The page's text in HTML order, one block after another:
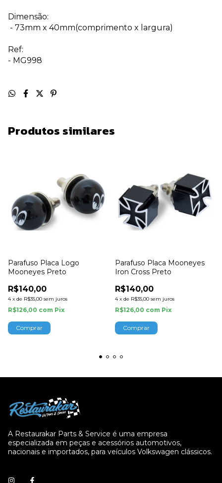
Dimensão:
- 73mm x 40mm(comprimento x largura)
Ref:
- MG998
Produtos similares
Parafuso Placa Logo
Mooneyes Preto
R$140,00
4 x de R$35,00 sem juros
R$126,00 com Pix
Parafuso Placa Mooneyes
Iron Cross Preto
R$140,00
4 x de R$35,00 sem juros
R$126,00 com Pix
A Restaurakar Parts & Service é uma empresa
especializada em peças e acessórios automotivos,
nacionais e importados, para veículos Volkswagen clássicos.